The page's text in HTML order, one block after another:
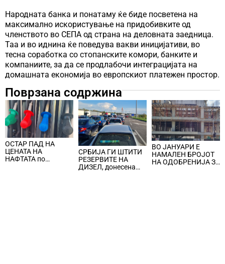
Народната банка и понатаму ќе биде посветена на
максимално искористување на придобивките од
членството во СЕПА од страна на деловната заедница.
Таа и во иднина ќе поведува вакви иницијативи, во
тесна соработка со стопанските комори, банките и
компаниите, за да се продлабочи интеграцијата на
домашната економија во европскиот платежен простор.
Поврзана содржина
ОСТАР ПАД НА
ЦЕНАТА НА
НАФТАТА по
СРБИЈА ГИ ШТИТИ
РЕЗЕРВИТЕ НА
ДИЗЕЛ, донесена
ВО ЈАНУАРИ Е
НАМАЛЕН БРОЈОТ
НА ОДОБРЕНИЈА ЗА